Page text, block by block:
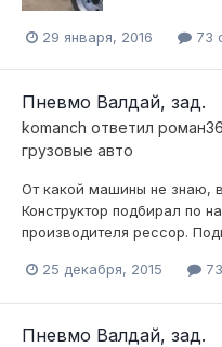
29 января, 2016 73
Пневмо Валдай, зад.
komanch ответил роман36
грузовые авто
От какой машины не знаю,
Конструктор подбирал по
производителя рессор.
25 декабря, 2015
Пневмо Валдай, зад.